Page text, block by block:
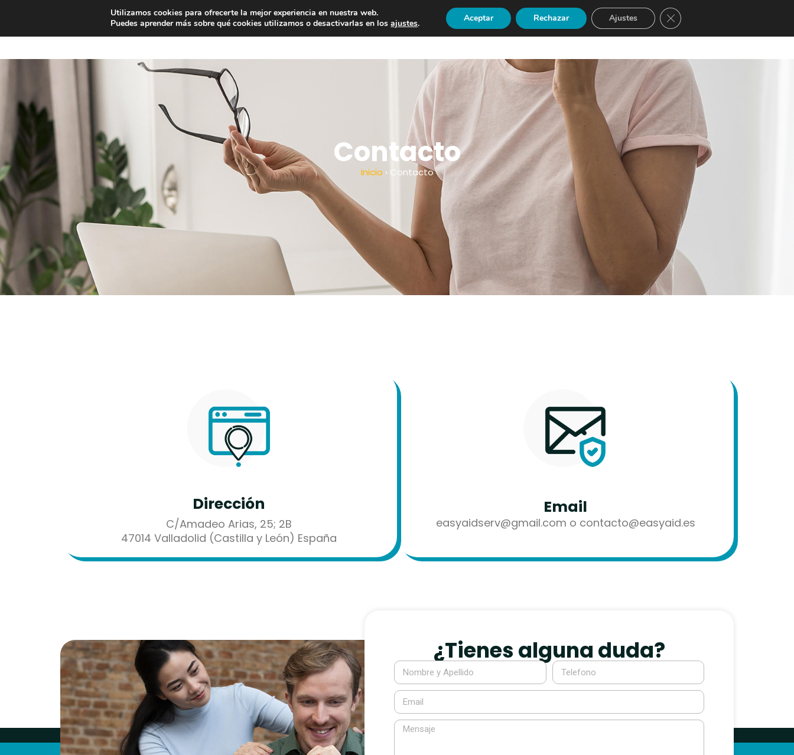
INICIO DE SESIÓN
INICIO ¿QUE ES EASYAID? COLABORADORES OFERTAS DE TRABAJO CONTACTO
Contacto
Inicio › Contacto
Dirección
C/Amadeo Arias, 25; 2B
47014 Valladolid (Castilla y León) España
Email
easyaidserv@gmail.com o contacto@easyaid.es
¿Tienes alguna duda?
Utilizamos cookies para ofrecerte la mejor experiencia en nuestra web.
Puedes aprender más sobre qué cookies utilizamos o desactivarlas en losajustes. Aceptar Rechazar Ajustes Cerrar el banner de cookies